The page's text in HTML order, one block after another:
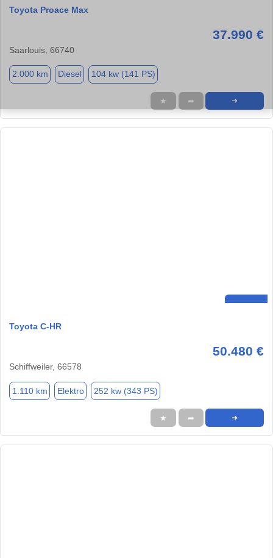
Toyota Proace Max
37.990 €
Saarlouis, 66740
2.000 km Diesel 104 kw (141 PS)
★ ➦ ➜
Toyota C-HR
50.480 €
Schiffweiler, 66578
1.110 km Elektro 252 kw (343 PS)
★ ➦ ➜